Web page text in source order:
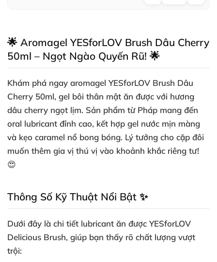
🌟 Aromagel YESforLOV Brush Dâu Cherry
50ml – Ngọt Ngào Quyến Rũ! 🌟
Khám phá ngay aromagel YESforLOV Brush Dâu
Cherry 50ml, gel bôi thân mật ăn được với hương
dâu cherry ngọt lịm. Sản phẩm từ Pháp mang đến
oral lubricant đỉnh cao, kết hợp gel nước mịn màng
và kẹo caramel nổ bong bóng. Lý tưởng cho cặp đôi
muốn thêm gia vị thú vị vào khoảnh khắc riêng tư!
😍
Thông Số Kỹ Thuật Nổi Bật ✨
Dưới đây là chi tiết lubricant ăn được YESforLOV
Delicious Brush, giúp bạn thấy rõ chất lượng vượt
trội: